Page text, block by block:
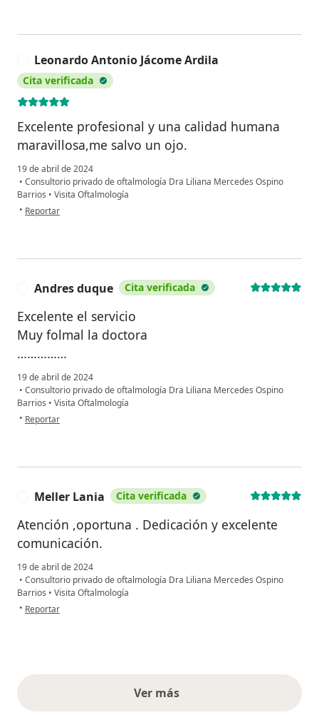
Leonardo Antonio Jácome Ardila
Cita verificada
Excelente profesional y una calidad humana
maravillosa,me salvo un ojo.
19 de abril de 2024
• Consultorio privado de oftalmología Dra Liliana Mercedes Ospino
Barrios • Visita Oftalmología
• en opinión del usuario Leonardo Antonio Jácome Ardila
Reportar
Andres duque Cita verificada
Excelente el servicio
Muy folmal la doctora
……………
19 de abril de 2024
• Consultorio privado de oftalmología Dra Liliana Mercedes Ospino
Barrios • Visita Oftalmología
• en opinión del usuario Andres duque
Reportar
Meller Lania Cita verificada
Atención ,oportuna . Dedicación y excelente
comunicación.
19 de abril de 2024
• Consultorio privado de oftalmología Dra Liliana Mercedes Ospino
Barrios • Visita Oftalmología
• en opinión del usuario Meller Lania
Reportar
Ver másopiniones anteriores